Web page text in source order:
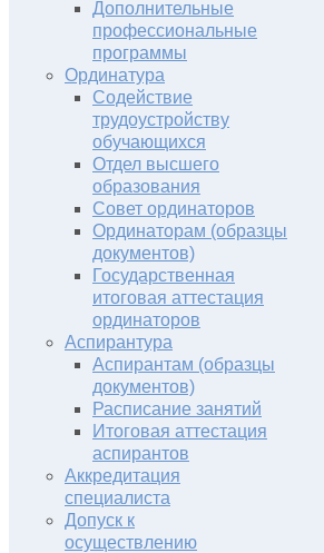
Дополнительные
профессиональные
программы
Ординатура
Содействие
трудоустройству
обучающихся
Отдел высшего
образования
Совет ординаторов
Ординаторам (образцы
документов)
Государственная
итоговая аттестация
ординаторов
Аспирантура
Аспирантам (образцы
документов)
Расписание занятий
Итоговая аттестация
аспирантов
Аккредитация
специалиста
Допуск к
осуществлению